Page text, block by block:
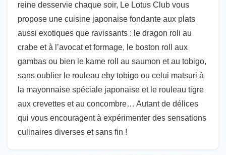
reine desservie chaque soir, Le Lotus Club vous
propose une cuisine japonaise fondante aux plats
aussi exotiques que ravissants : le dragon roli au
crabe et à l’avocat et formage, le boston roll aux
gambas ou bien le kame roll au saumon et au tobigo,
sans oublier le rouleau eby tobigo ou celui matsuri à
la mayonnaise spéciale japonaise et le rouleau tigre
aux crevettes et au concombre… Autant de délices
qui vous encouragent à expérimenter des sensations
culinaires diverses et sans fin !